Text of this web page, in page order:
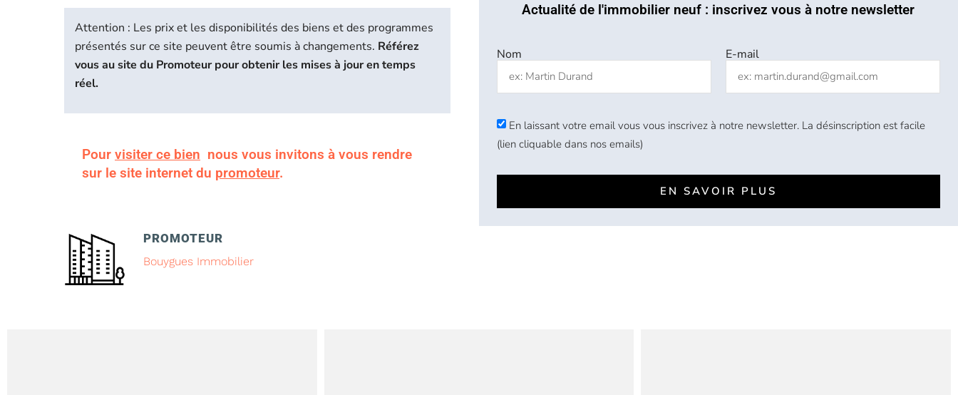
Attention : Les prix et les disponibilités des biens et des programmes
présentés sur ce site peuvent être soumis à changements. Référez
vous au site du Promoteur pour obtenir les mises à jour en temps
réel.
Pour visiter ce bien nous vous invitons à vous rendre
sur le site internet du promoteur.
PROMOTEUR
Bouygues Immobilier
Actualité de l'immobilier neuf : inscrivez vous à notre newsletter
Nom E-mail
En laissant votre email vous vous inscrivez à notre newsletter. La désinscription est facile
(lien cliquable dans nos emails)
EN SAVOIR PLUS